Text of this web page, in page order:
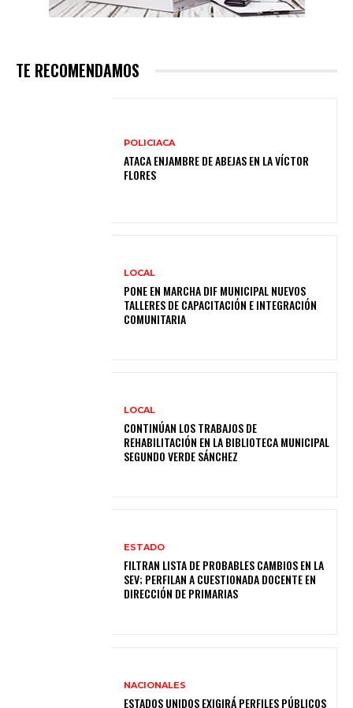
TE RECOMENDAMOS
POLICIACA
ATACA ENJAMBRE DE ABEJAS EN LA VÍCTOR
FLORES
LOCAL
PONE EN MARCHA DIF MUNICIPAL NUEVOS
TALLERES DE CAPACITACIÓN E INTEGRACIÓN
COMUNITARIA
LOCAL
CONTINÚAN LOS TRABAJOS DE
REHABILITACIÓN EN LA BIBLIOTECA MUNICIPAL
SEGUNDO VERDE SÁNCHEZ
ESTADO
FILTRAN LISTA DE PROBABLES CAMBIOS EN LA
SEV; PERFILAN A CUESTIONADA DOCENTE EN
DIRECCIÓN DE PRIMARIAS
NACIONALES
ESTADOS UNIDOS EXIGIRÁ PERFILES PÚBLICOS